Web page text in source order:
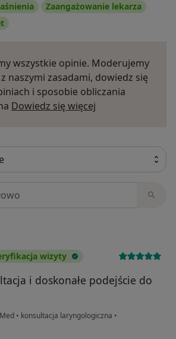
Zaangażowanie lekarza
wszystkie opinie. Moderujemy
naszymi zasadami, dowiedz się
i sposobie obliczania
Dowiedz się więcej
wizyty
i doskonałe podejście do
• konsultacja laryngologiczna •